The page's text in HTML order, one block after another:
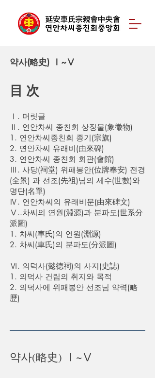
약사(略史) Ⅰ~Ⅴ
目 次
Ⅰ. 머릿글
Ⅱ. 연안차씨 종친회 상징물(象徵物)
1. 연안차씨종친회 종기(宗旗)
2. 연안차씨 유래비(由來碑)
3. 연안차씨 종친회 회관(會館)
Ⅲ. 사당(祠堂) 위패봉안(位牌奉安) 전경
(全景) 과 선조(先祖)님의 세수(世數)와
명단(名單)
Ⅳ. 연안차씨의 유래비문(由來碑文)
Ⅴ..차씨의 연원(淵源)과 분파도(世系分
派圖)
1. 차씨(車氏)의 연원(淵源)
2. 차씨(車氏)의 분파도(分派圖)
Ⅵ. 의덕사(懿德祠)의 사지(史誌)
1. 의덕사 건립의 취지와 목적
2. 의덕사에 위패봉안 선조님 약력(略
歷)
약사(略史) Ⅰ~Ⅴ